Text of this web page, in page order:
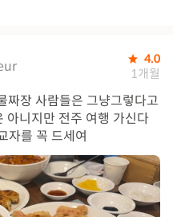
4.0
1개월
짜장 사람들은 그냥그렇다고
아니지만 전주 여행 가신다
자를 꼭 드세여